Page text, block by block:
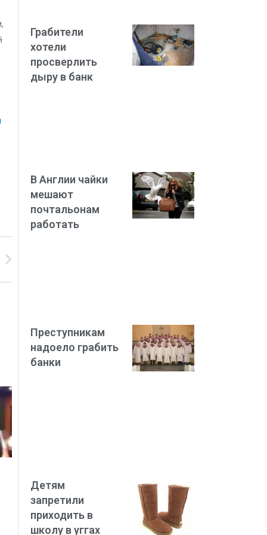
Грабители
хотели
просверлить
дыру в банк
В Англии чайки
мешают
почтальонам
работать
Преступникам
надоело грабить
банки
Детям
запретили
приходить в
школу в уггах